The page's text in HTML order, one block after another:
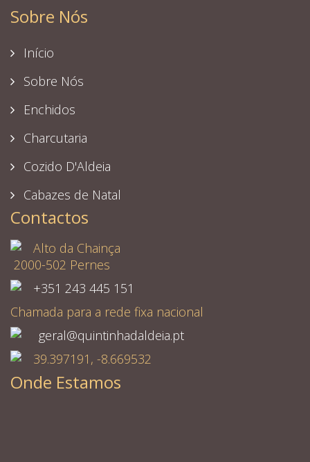
Sobre Nós
Início
Sobre Nós
Enchidos
Charcutaria
Cozido D'Aldeia
Cabazes de Natal
Contactos
Alto da Chainça
2000-502 Pernes
+351 243 445 151
Chamada para a rede fixa nacional
geral@quintinhadaldeia.pt
39.397191, -8.669532
Onde Estamos